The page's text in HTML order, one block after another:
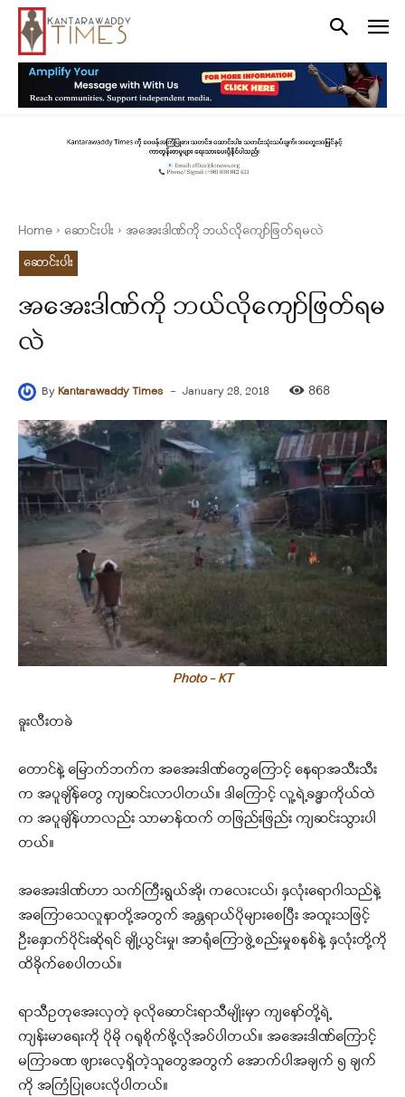
Home ဆောင်းပါး
အအေးဒါဏ်ကို ဘယ်လိုကျော်ဖြတ်ရမလဲ
ဆောင်းပါး
အအေးဒါဏ်ကို ဘယ်လိုကျော်ဖြတ်ရမ
လဲ
ByKantarawaddy Times - January 28, 2018 868
Photo - KT
ခူးလီးတခဲ
တောင်နဲ့ မြောက်ဘက်က အအေးဒါဏ်တွေကြောင့် နေရာအသီးသီး
က အပူချိန်တွေ ကျဆင်းလာပါတယ်။ ဒါကြောင့် လူ့ရဲ့ခန္ဓာကိုယ်ထဲ
က အပူချိန်ဟာလည်း သာမာန်ထက် တဖြည်းဖြည်း ကျဆင်းသွားပါ
တယ်။
အအေးဒါဏ်ဟာ သက်ကြီးရွယ်အို၊ ကလေးငယ်၊ နှလုံးရောဂါသည်နဲ့
အကြောသေလူနာတို့အတွက် အန္တရာယ်ပိုများစေပြီး အထူးသဖြင့်
ဦးနှောက်ပိုင်းဆိုရင် ချို့ယွင်းမှု၊ အာရုံကြောဖွဲ့စည်းမှုစနစ်နဲ့ နှလုံးတို့ကို
ထိခိုက်စေပါတယ်။
ရာသီဥတုအေးလှတဲ့ ခုလိုဆောင်းရာသီမျိုးမှာ ကျနော်တို့ရဲ့
ကျန်းမာရေးကို ပိုမို ဂရုစိုက်ဖို့လိုအပ်ပါတယ်။ အအေးဒါဏ်ကြောင့်
မကြာခဏ ဖျားလေ့ရှိတဲ့သူတွေအတွက် အောက်ပါအချက် ၅ ချက်
ကို အကြံပြုပေးလိုပါတယ်။